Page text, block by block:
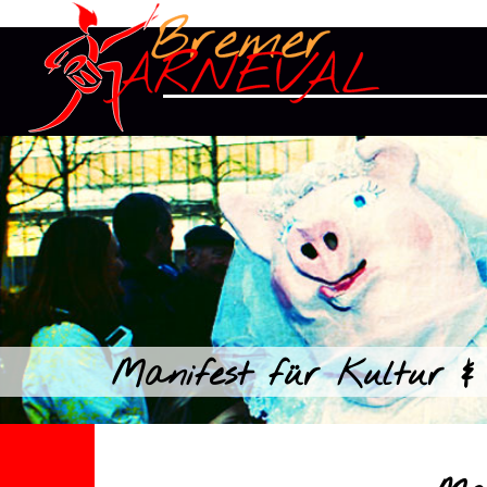
Manifest für Kultur &